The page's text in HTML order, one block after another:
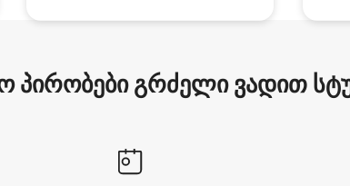
პირობები გრძელი ვადით